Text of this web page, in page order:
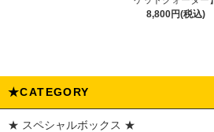
8,800円(税込)
★CATEGORY
★ スペシャルボックス ★